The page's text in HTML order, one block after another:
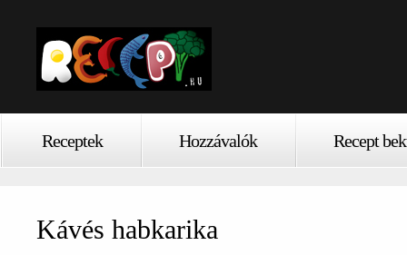
Receptek Hozzávalók Recept
Kávés habkarika